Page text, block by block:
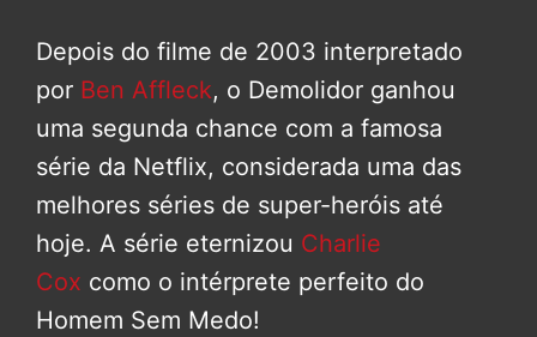
Depois do filme de 2003 interpretado
por Ben Affleck, o Demolidor ganhou
uma segunda chance com a famosa
série da Netflix, considerada uma das
melhores séries de super-heróis até
hoje. A série eternizou Charlie
Cox como o intérprete perfeito do
Homem Sem Medo!